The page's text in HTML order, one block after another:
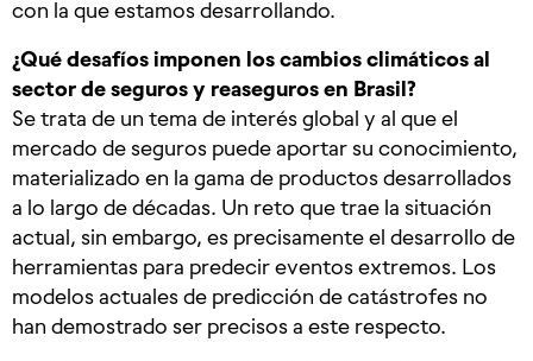
con la que estamos desarrollando.
¿Qué desafíos imponen los cambios climáticos al
sector de seguros y reaseguros en Brasil?
Se trata de un tema de interés global y al que el
mercado de seguros puede aportar su conocimiento,
materializado en la gama de productos desarrollados
a lo largo de décadas. Un reto que trae la situación
actual, sin embargo, es precisamente el desarrollo de
herramientas para predecir eventos extremos. Los
modelos actuales de predicción de catástrofes no
han demostrado ser precisos a este respecto.